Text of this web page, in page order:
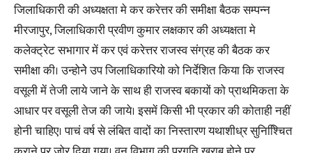
जिलाधिकारी की अध्यक्षता मे कर करेत्तर की समीक्षा बैठक सम्पन्न
मीरजापुर, जिलाधिकारी प्रवीण कुमार लक्षकार की अध्यक्षता मे
कलेक्ट्रेट सभागार में कर एवं करेत्तर राजस्व संग्रह की बैठक कर
समीक्षा की। उन्होनेे उप जिलाधिकारियो को निर्देशित किया कि राजस्व
वसूली में तेजी लाये जाने के साथ ही राजस्व बकायों को प्राथमिकता के
आधार पर वसूली तेज की जाये। इसमें किसी भी प्रकार की कोताही नहीं
होनी चाहिए। पाचं वर्ष से लंबित वादों का निस्तारण यथाशीध्र सुनिश्चिित